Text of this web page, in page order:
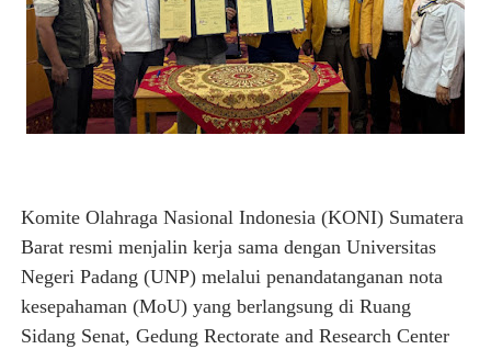
Komite Olahraga Nasional Indonesia (KONI) Sumatera
Barat resmi menjalin kerja sama dengan Universitas
Negeri Padang (UNP) melalui penandatanganan nota
kesepahaman (MoU) yang berlangsung di Ruang
Sidang Senat, Gedung Rectorate and Research Center